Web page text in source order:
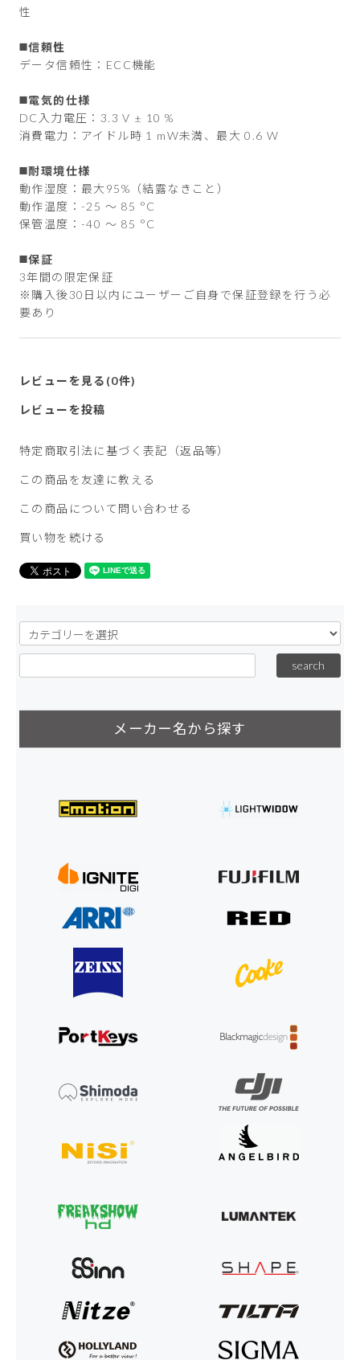
性
◼️信頼性
データ信頼性：ECC機能
◼️電気的仕様
DC入力電圧：3.3 V ± 10 %
消費電力：アイドル時 1 mW未満、最大 0.6 W
◼️耐環境仕様
動作湿度：最大95%（結露なきこと）
動作温度：-25 ～ 85 °C
保管温度：-40 ～ 85 °C
◼️保証
3年間の限定保証
※購入後30日以内にユーザーご自身で保証登録を行う必
要あり
レビューを見る(0件)
レビューを投稿
特定商取引法に基づく表記（返品等）
この商品を友達に教える
この商品について問い合わせる
買い物を続ける
メーカー名から探す